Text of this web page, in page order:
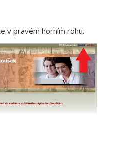
v pravém horním rohu.